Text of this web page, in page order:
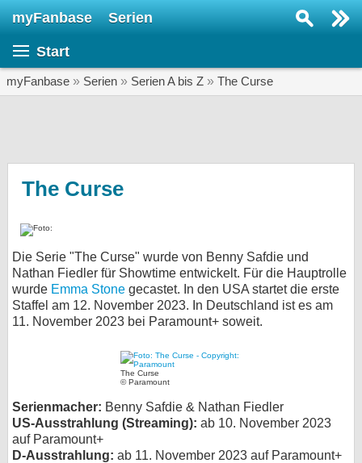
myFanbase Serien
Start
myFanbase » Serien » Serien A bis Z » The Curse
The Curse
Die Serie "The Curse" wurde von Benny Safdie und
Nathan Fiedler für Showtime entwickelt. Für die Hauptrolle
wurde Emma Stone gecastet. In den USA startet die erste
Staffel am 12. November 2023. In Deutschland ist es am
11. November 2023 bei Paramount+ soweit.
The Curse
© Paramount
Serienmacher: Benny Safdie & Nathan Fiedler
US-Ausstrahlung (Streaming): ab 10. November 2023
auf Paramount+
D-Ausstrahlung: ab 11. November 2023 auf Paramount+
SERIEN
Specials
SERVICE
Gewinnspiele
bei X
bei Facebook